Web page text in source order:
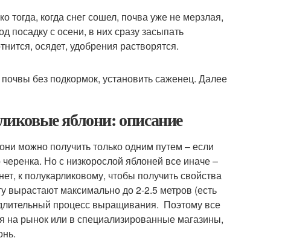
тогда, когда снег сошел, почва уже не мерзлая,
посадку с осени, в них сразу засыпать
осядет, удобрения растворятся.
без подкормок, установить саженец. Далее
яблони: описание
можно получить только одним путем – если
Но с низкорослой яблоней все иначе –
к полукарликовому, чтобы получить свойства
вырастают максимально до 2-2.5 метров (есть
процесс выращивания. Поэтому все
на рынок или в специализированные магазины,